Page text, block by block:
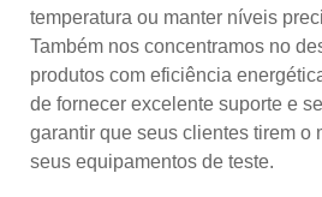
temperatura ou manter níveis
Também nos concentramos no
produtos com eficiência
de fornecer excelente suporte e
garantir que seus clientes tirem o
seus equipamentos de teste.